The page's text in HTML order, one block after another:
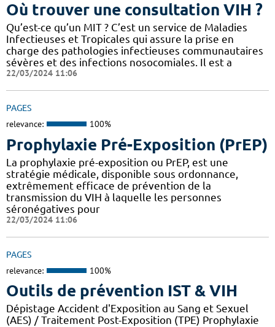
Où trouver une consultation VIH ?
Qu’est-ce qu’un MIT ? C’est un service de Maladies
Infectieuses et Tropicales qui assure la prise en
charge des pathologies infectieuses communautaires
sévères et des infections nosocomiales. Il est a
22/03/2024 11:06
PAGES
relevance: 100%
Prophylaxie Pré-Exposition (PrEP)
La prophylaxie pré-exposition ou PrEP, est une
stratégie médicale, disponible sous ordonnance,
extrêmement efficace de prévention de la
transmission du VIH à laquelle les personnes
séronégatives pour
22/03/2024 11:06
PAGES
relevance: 100%
Outils de prévention IST & VIH
Dépistage Accident d'Exposition au Sang et Sexuel
(AES) / Traitement Post-Exposition (TPE) Prophylaxie